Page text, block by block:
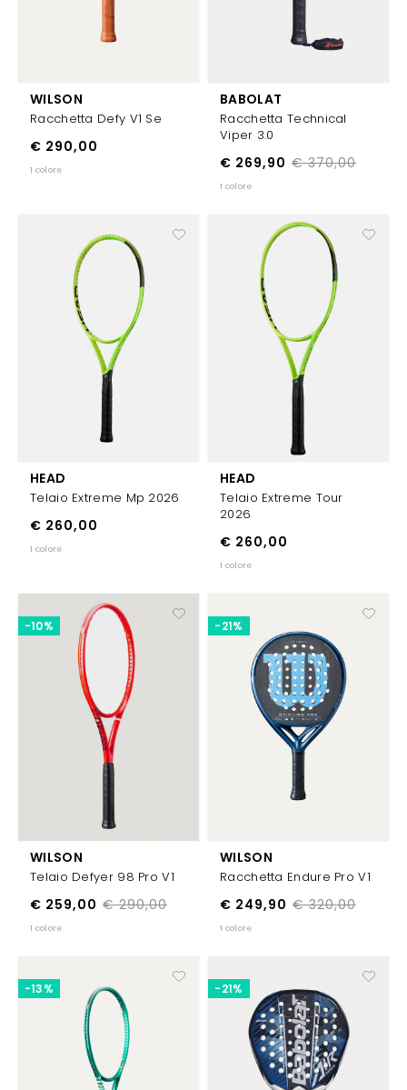
WILSON
Racchetta Defy V1 Se
€ 290,00
1 colore
BABOLAT
Racchetta Technical
Viper 3.0
€ 370,00
€ 269,90
1 colore
HEAD
Telaio Extreme Mp 2026
€ 260,00
1 colore
HEAD
Telaio Extreme Tour
2026
€ 260,00
1 colore
WILSON
Telaio Defyer 98 Pro V1
€ 290,00
€ 259,00
-10%
1 colore
WILSON
Racchetta Endure Pro V1
€ 320,00
€ 249,90
-21%
1 colore
-13% -21%